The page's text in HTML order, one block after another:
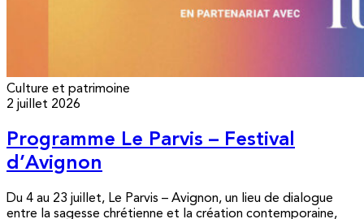
Culture et patrimoine
2 juillet 2026
Programme Le Parvis – Festival
d’Avignon
Du 4 au 23 juillet, Le Parvis – Avignon, un lieu de dialogue
entre la sagesse chrétienne et la création contemporaine,